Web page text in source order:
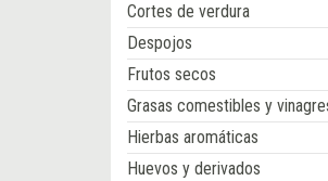
Cortes de verdura
Despojos
Frutos secos
Grasas comestibles y
Hierbas aromáticas
Huevos y derivados